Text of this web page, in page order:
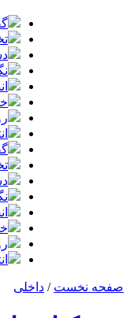
صفحه نخست / داخلی